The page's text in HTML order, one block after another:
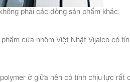
phải các dòng sản phẩm khác:
cửa nhôm Việt Nhật Vijalco có
ở giữa nên có tính chịu lực rất